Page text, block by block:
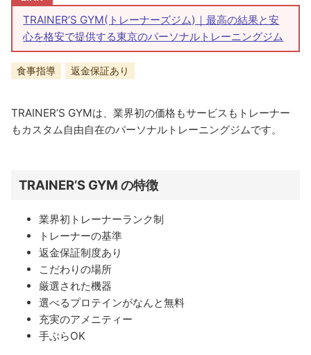
TRAINER’S GYM(トレーナーズジム)｜最高の結果と安
心を格安で提供する東京のパーソナルトレーニングジム
食事指導 返金保証あり
TRAINER’S GYMは、業界初の価格もサービスもトレーナー
もカスタム自由自在のパーソナルトレーニングジムです。
TRAINER’S GYM の特徴
業界初トレーナーランク制
トレーナーの基準
返金保証制度あり
こだわりの場所
厳選された機器
選べるプロテインがなんと無料
充実のアメニティー
手ぶらOK